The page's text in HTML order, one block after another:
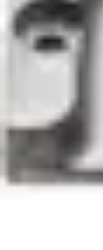
Premier Logement
Conseils pratiques
Premier Logement